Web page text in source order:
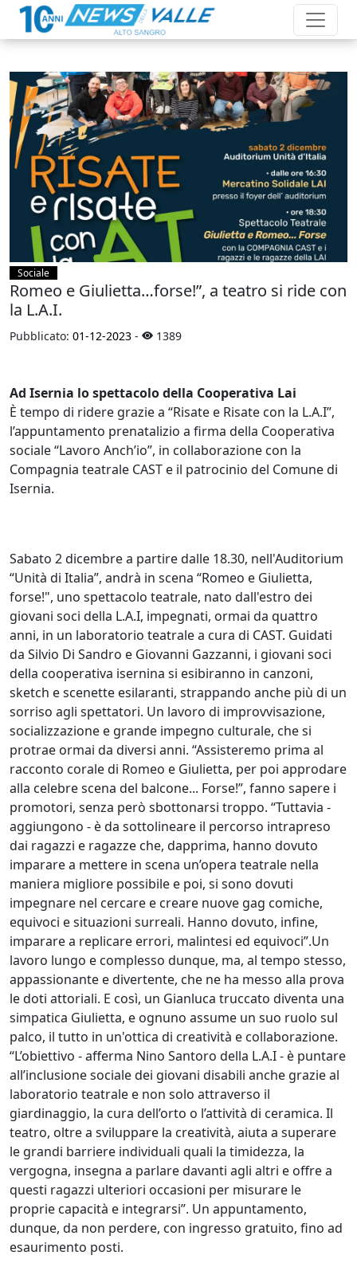
Sociale
Romeo e Giulietta…forse!”, a teatro si ride con
la L.A.I.
Pubblicato: 01-12-2023 - 1389
Ad Isernia lo spettacolo della Cooperativa Lai
È tempo di ridere grazie a “Risate e Risate con la L.A.I”,
l’appuntamento prenatalizio a firma della Cooperativa
sociale “Lavoro Anch’io”, in collaborazione con la
Compagnia teatrale CAST e il patrocinio del Comune di
Isernia.
Sabato 2 dicembre a partire dalle 18.30, nell'Auditorium
“Unità di Italia”, andrà in scena “Romeo e Giulietta,
forse!", uno spettacolo teatrale, nato dall'estro dei
giovani soci della L.A.I, impegnati, ormai da quattro
anni, in un laboratorio teatrale a cura di CAST. Guidati
da Silvio Di Sandro e Giovanni Gazzanni, i giovani soci
della cooperativa isernina si esibiranno in canzoni,
sketch e scenette esilaranti, strappando anche più di un
sorriso agli spettatori. Un lavoro di improvvisazione,
socializzazione e grande impegno culturale, che si
protrae ormai da diversi anni. “Assisteremo prima al
racconto corale di Romeo e Giulietta, per poi approdare
alla celebre scena del balcone... Forse!”, fanno sapere i
promotori, senza però sbottonarsi troppo. “Tuttavia -
aggiungono - è da sottolineare il percorso intrapreso
dai ragazzi e ragazze che, dapprima, hanno dovuto
imparare a mettere in scena un’opera teatrale nella
maniera migliore possibile e poi, si sono dovuti
impegnare nel cercare e creare nuove gag comiche,
equivoci e situazioni surreali. Hanno dovuto, infine,
imparare a replicare errori, malintesi ed equivoci”.Un
lavoro lungo e complesso dunque, ma, al tempo stesso,
appassionante e divertente, che ne ha messo alla prova
le doti attoriali. E così, un Gianluca truccato diventa una
simpatica Giulietta, e ognuno assume un suo ruolo sul
palco, il tutto in un'ottica di creatività e collaborazione.
“L’obiettivo - afferma Nino Santoro della L.A.I - è puntare
all’inclusione sociale dei giovani disabili anche grazie al
laboratorio teatrale e non solo attraverso il
giardinaggio, la cura dell’orto o l’attività di ceramica. Il
teatro, oltre a sviluppare la creatività, aiuta a superare
le grandi barriere individuali quali la timidezza, la
vergogna, insegna a parlare davanti agli altri e offre a
questi ragazzi ulteriori occasioni per misurare le
proprie capacità e integrarsi”. Un appuntamento,
dunque, da non perdere, con ingresso gratuito, fino ad
esaurimento posti.